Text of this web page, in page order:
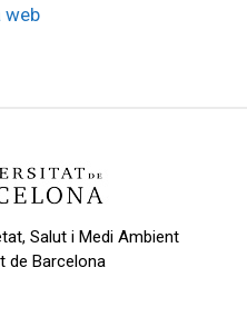
web
Salut i Medi Ambient
de Barcelona